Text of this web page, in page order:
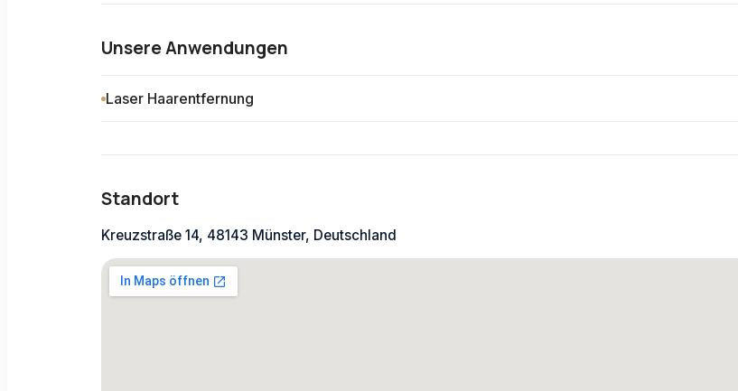
Unsere Anwendungen
Laser Haarentfernung
Standort
Kreuzstraße 14, 48143 Münster, Deutschland